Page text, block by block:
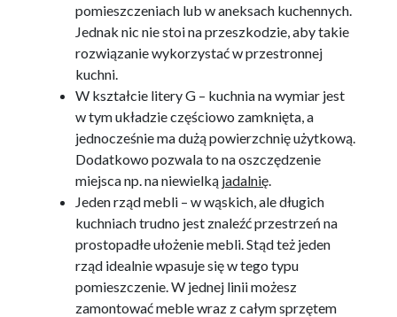
pomieszczeniach lub w aneksach kuchennych.
Jednak nic nie stoi na przeszkodzie, aby takie
rozwiązanie wykorzystać w przestronnej
kuchni.
W kształcie litery G – kuchnia na wymiar jest
w tym układzie częściowo zamknięta, a
jednocześnie ma dużą powierzchnię użytkową.
Dodatkowo pozwala to na oszczędzenie
miejsca np. na niewielką jadalnię
Jeden rząd mebli – w wąskich, ale długich
kuchniach trudno jest znaleźć przestrzeń na
prostopadłe ułożenie mebli. Stąd też jeden
rząd idealnie wpasuje się w tego typu
pomieszczenie. W jednej linii możesz
zamontować meble wraz z całym sprzętem